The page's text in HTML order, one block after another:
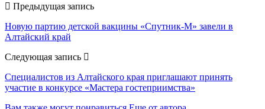
Предыдущая запись
Новую партию детской вакцины «Спутник-М» завели в
Алтайский край
Следующая запись
Специалистов из Алтайского края приглашают принять
участие в конкурсе «Мастера гостеприимства»